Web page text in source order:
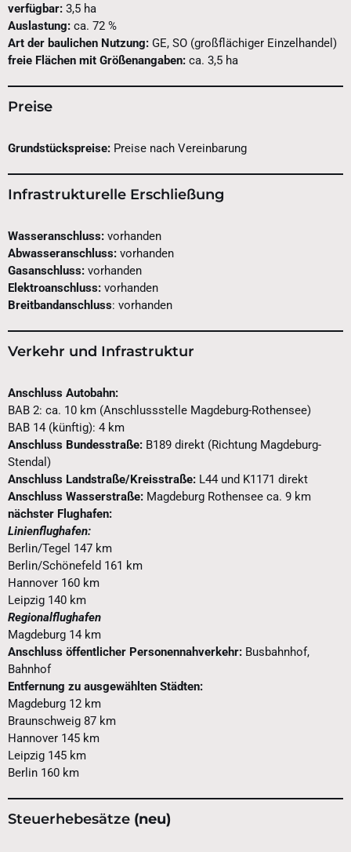
verfügbar: 3,5 ha
Auslastung: ca. 72 %
Art der baulichen Nutzung: GE, SO (großflächiger Einzelhandel)
freie Flächen mit Größenangaben: ca. 3,5 ha
Preise
Grundstückspreise: Preise nach Vereinbarung
Infrastrukturelle Erschließung
Wasseranschluss: vorhanden
Abwasseranschluss: vorhanden
Gasanschluss: vorhanden
Elektroanschluss: vorhanden
Breitbandanschluss: vorhanden
Verkehr und Infrastruktur
Anschluss Autobahn:
BAB 2: ca. 10 km (Anschlussstelle Magdeburg-Rothensee)
BAB 14 (künftig): 4 km
Anschluss Bundesstraße: B189 direkt (Richtung Magdeburg-
Stendal)
Anschluss Landstraße/Kreisstraße: L44 und K1171 direkt
Anschluss Wasserstraße: Magdeburg Rothensee ca. 9 km
nächster Flughafen:
Linienflughafen:
Berlin/Tegel 147 km
Berlin/Schönefeld 161 km
Hannover 160 km
Leipzig 140 km
Regionalflughafen
Magdeburg 14 km
Anschluss öffentlicher Personennahverkehr: Busbahnhof,
Bahnhof
Entfernung zu ausgewählten Städten:
Magdeburg 12 km
Braunschweig 87 km
Hannover 145 km
Leipzig 145 km
Berlin 160 km
Steuerhebesätze (neu)